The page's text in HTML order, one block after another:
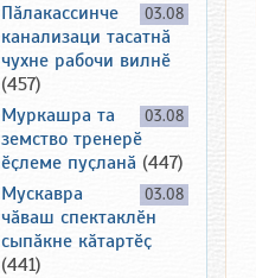
03.08
Пӑлакассинче
канализаци тасатнӑ
чухне рабочи вилнӗ
(457)
03.08
Муркашра та
земство тренерӗ
ӗҫлеме пуҫланӑ (447)
03.08
Мускавра
чӑваш спектаклӗн
сыпӑкне кӑтартӗҫ
(441)